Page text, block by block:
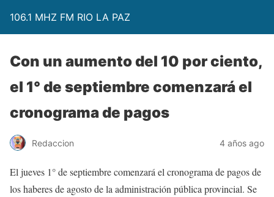
106.1 MHZ FM RIO LA PAZ
Con un aumento del 10 por ciento,
el 1° de septiembre comenzará el
cronograma de pagos
Redaccion 4 años ago
El jueves 1° de septiembre comenzará el cronograma de pagos de
los haberes de agosto de la administración pública provincial. Se